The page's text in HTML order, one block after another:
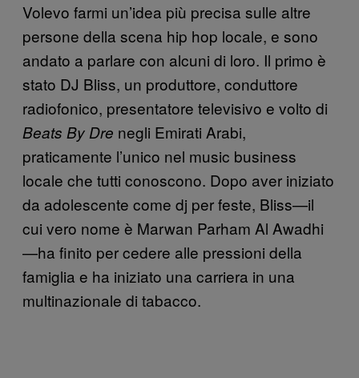
Volevo farmi un’idea più precisa sulle altre
persone della scena hip hop locale, e sono
andato a parlare con alcuni di loro. Il primo è
stato DJ Bliss, un produttore, conduttore
radiofonico, presentatore televisivo e volto di
Beats By Dre negli Emirati Arabi,
praticamente l’unico nel music business
locale che tutti conoscono. Dopo aver iniziato
da adolescente come dj per feste, Bliss—il
cui vero nome è Marwan Parham Al Awadhi
—ha finito per cedere alle pressioni della
famiglia e ha iniziato una carriera in una
multinazionale di tabacco.